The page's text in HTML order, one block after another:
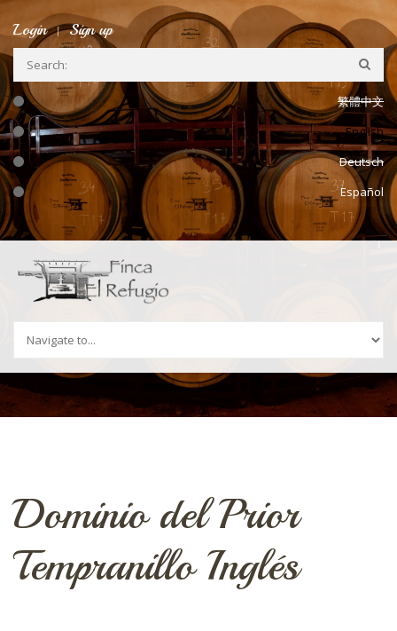
Skip to navigation
Skip to main content
Login Sign up
繁體中文
English
Deutsch
Español
Dominio del Prior
Tempranillo Inglés